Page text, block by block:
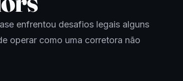
enfrentou desafios legais alguns
operar como uma corretora não